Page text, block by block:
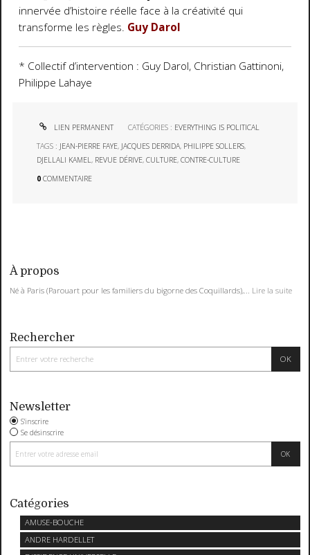
innervée d’histoire réelle face à la créativité qui
transforme les règles. Guy Darol
* Collectif d’intervention : Guy Darol, Christian Gattinoni,
Philippe Lahaye
LIEN PERMANENT CATÉGORIES : EVERYTHING IS POLITICAL
TAGS : JEAN-PIERRE FAYE, JACQUES DERRIDA, PHILIPPE SOLLERS,
DJELLALI KAMEL, REVUE DÉRIVE,CULTURE,CONTRE-CULTURE
0 COMMENTAIRE
À propos
Né à Paris (Parouart pour les familiers du bigorne des Coquillards),... Lire la suite
Rechercher
Newsletter
S'inscrire
Se désinscrire
Catégories
AMUSE-BOUCHE
ANDRE HARDELLET